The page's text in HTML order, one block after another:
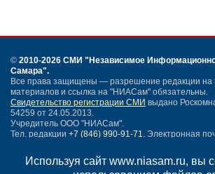
Используя сайт www.niasam.ru, вы
© 2010-2026 СМИ "Независимое
Самара".
Все права защищены — разрешение редакции на
материалов и ссылка на "НИАСам" обязательны.
Свидетельство регистрации СМИ выдано
54259 от 24.05.2013.
Учредитель ООО "НИАСам".
Тел. редакции +7 (846) 990-91-71. Электронная
Написать письмо